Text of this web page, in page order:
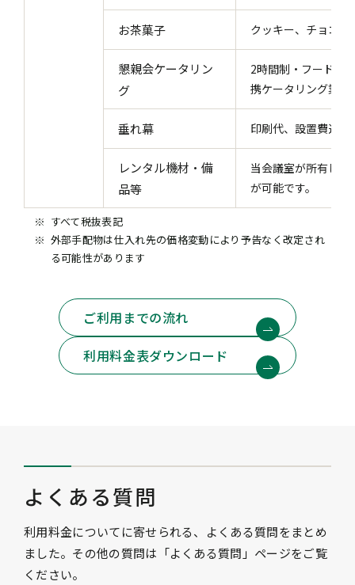
お茶菓子 クッキー、チョコ
懇親会ケータリン
グ
2時間制・フード・
携ケータリング業者
垂れ幕 印刷代、設置費込(
レンタル機材・備
品等
当会議室が所有し
が可能です。
すべて税抜表記
外部手配物は仕入れ先の価格変動により予告なく改定され
る可能性があります
ご利用までの流れ
利用料金表ダウンロード
よくある質問
利用料金についてに寄せられる、よくある質問をまとめ
ました。その他の質問は「よくある質問」ページをご覧
ください。